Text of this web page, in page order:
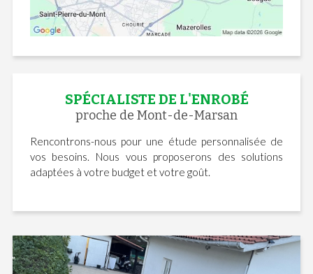
SPÉCIALISTE DE L'ENROBÉ
proche de Mont-de-Marsan
Rencontrons-nous pour une étude personnalisée de
vos besoins. Nous vous proposerons des solutions
adaptées à votre budget et votre goût.